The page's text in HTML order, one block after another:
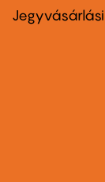
second